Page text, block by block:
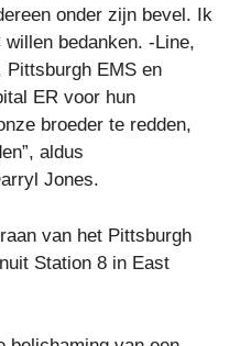
onder zijn bevel. Ik
bedanken. -Line,
EMS en
ER voor hun
broeder te redden,
aldus
Jones.
van het Pittsburgh
Station 8 in East